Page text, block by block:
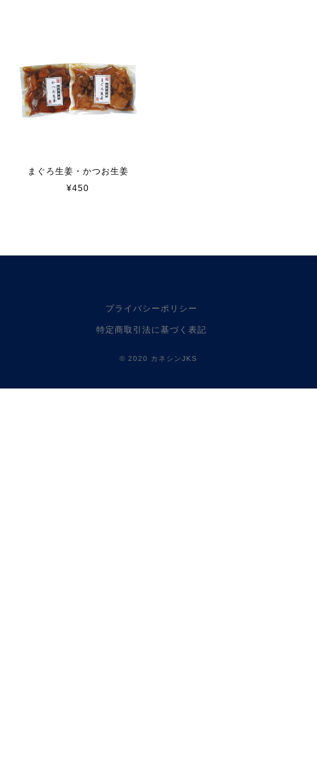
まぐろ生姜・かつお生姜
¥450
プライバシーポリシー
特定商取引法に基づく表記
© 2020 カネシンJKS